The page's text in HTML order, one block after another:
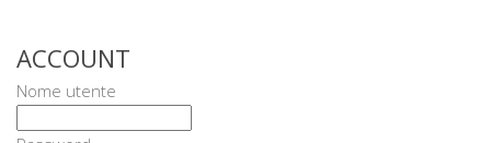
ACCOUNT
Nome utente